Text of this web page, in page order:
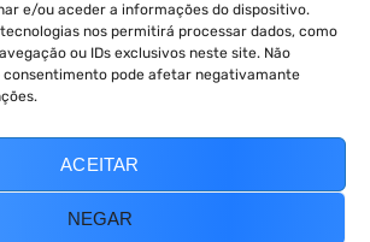
e/ou aceder a informações do dispositivo.
nos permitirá processar dados, como
ou IDs exclusivos neste site. Não
pode afetar negativamante
ACEITAR
NEGAR
materiais ricos e
de angariação de
avaliação permanente dos
lhe permitirão vender mais e